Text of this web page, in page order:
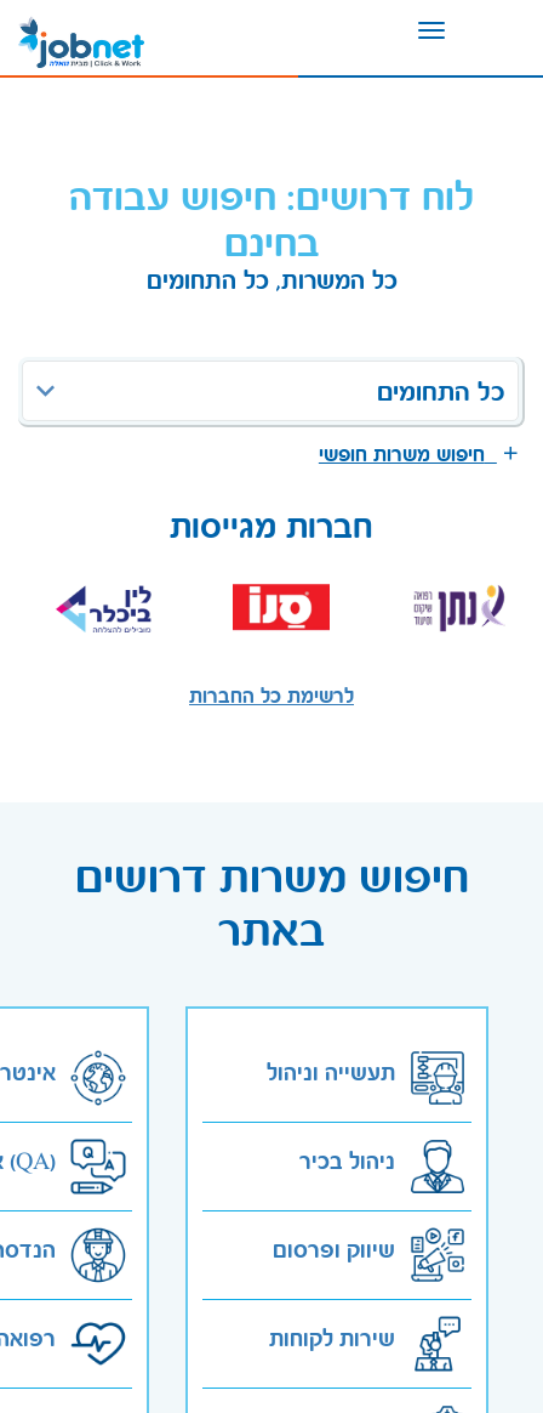
Toggle
לוח דרושים: חיפוש עבודה
בחינם
כל המשרות, כל התחומים
כל התחומים
חיפוש משרות חופשי
חברות מגייסות
לרשימת כל החברות
חיפוש משרות דרושים
באתר
תעשייה וניהול
ניהול בכיר
שיווק ופרסום
שירות לקוחות
אבטחת איכות (QA)